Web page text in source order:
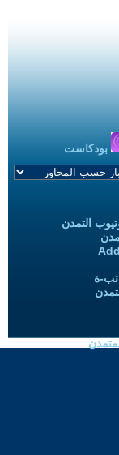
بودكاست
التمدن
ة